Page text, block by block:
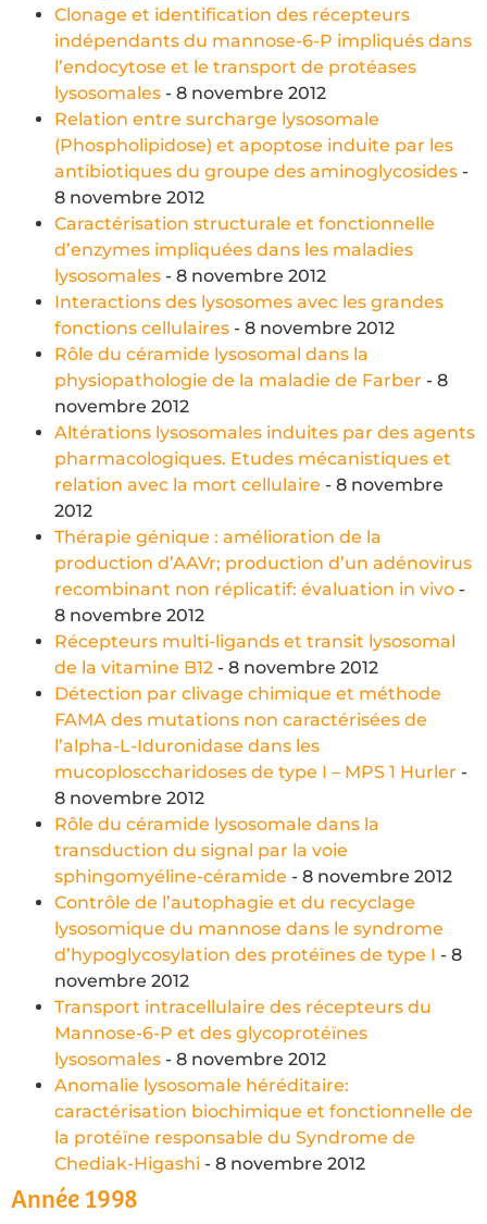
Clonage et identification des récepteurs
indépendants du mannose-6-P impliqués dans
l’endocytose et le transport de protéases
lysosomales - 8 novembre 2012
Relation entre surcharge lysosomale
(Phospholipidose) et apoptose induite par les
antibiotiques du groupe des aminoglycosides -
8 novembre 2012
Caractérisation structurale et fonctionnelle
d’enzymes impliquées dans les maladies
lysosomales - 8 novembre 2012
Interactions des lysosomes avec les grandes
fonctions cellulaires - 8 novembre 2012
Rôle du céramide lysosomal dans la
physiopathologie de la maladie de Farber - 8
novembre 2012
Altérations lysosomales induites par des agents
pharmacologiques. Etudes mécanistiques et
relation avec la mort cellulaire - 8 novembre
2012
Thérapie génique : amélioration de la
production d’AAVr; production d’un adénovirus
recombinant non réplicatif: évaluation in vivo -
8 novembre 2012
Récepteurs multi-ligands et transit lysosomal
de la vitamine B12 - 8 novembre 2012
Détection par clivage chimique et méthode
FAMA des mutations non caractérisées de
l’alpha-L-Iduronidase dans les
mucoplosccharidoses de type I – MPS 1 Hurler -
8 novembre 2012
Rôle du céramide lysosomale dans la
transduction du signal par la voie
sphingomyéline-céramide - 8 novembre 2012
Contrôle de l’autophagie et du recyclage
lysosomique du mannose dans le syndrome
d’hypoglycosylation des protéïnes de type I - 8
novembre 2012
Transport intracellulaire des récepteurs du
Mannose-6-P et des glycoprotéïnes
lysosomales - 8 novembre 2012
Anomalie lysosomale héréditaire:
caractérisation biochimique et fonctionnelle de
la protéïne responsable du Syndrome de
Chediak-Higashi - 8 novembre 2012
Année 1998